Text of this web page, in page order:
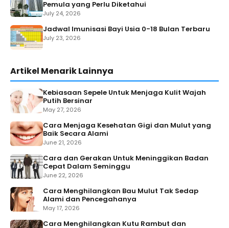
Pemula yang Perlu Diketahui
July 24, 2026
Jadwal Imunisasi Bayi Usia 0-18 Bulan Terbaru
July 23, 2026
Artikel Menarik Lainnya
Kebiasaan Sepele Untuk Menjaga Kulit Wajah
Putih Bersinar
May 27, 2026
Cara Menjaga Kesehatan Gigi dan Mulut yang
Baik Secara Alami
June 21, 2026
Cara dan Gerakan Untuk Meninggikan Badan
Cepat Dalam Seminggu
June 22, 2026
Cara Menghilangkan Bau Mulut Tak Sedap
Alami dan Pencegahanya
May 17, 2026
Cara Menghilangkan Kutu Rambut dan